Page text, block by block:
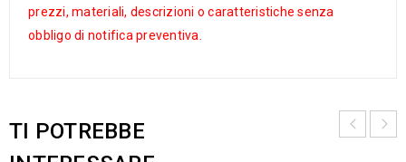
prezzi, materiali, descrizioni o caratteristiche senza
obbligo di notifica preventiva.
TI POTREBBE